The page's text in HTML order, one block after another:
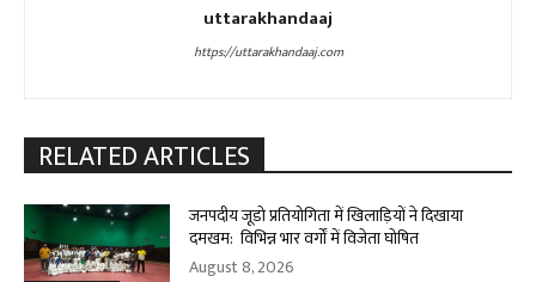
uttarakhandaaj
https://uttarakhandaaj.com
RELATED ARTICLES
जनपदीय जूडो प्रतियोगिता में खिलाड़ियों ने दिखाया
दमखम: विभिन्न भार वर्गों में विजेता घोषित
August 8, 2026